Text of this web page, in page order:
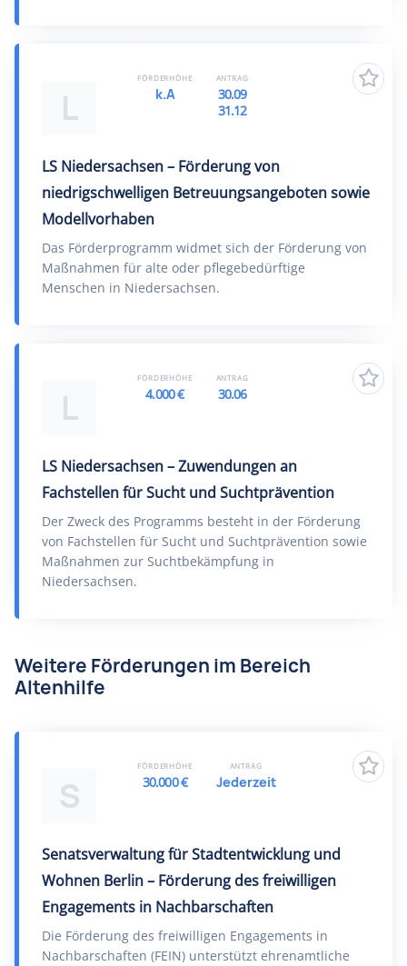
L
LS Niedersachsen – Förderung von
niedrigschwelligen Betreuungsangeboten sowie
Modellvorhaben
Das Förderprogramm widmet sich der Förderung von
Maßnahmen für alte oder pflegebedürftige
Menschen in Niedersachsen.
FÖRDERHÖHE
k.A
ANTRAG
30.09
31.12
L
LS Niedersachsen – Zuwendungen an
Fachstellen für Sucht und Suchtprävention
Der Zweck des Programms besteht in der Förderung
von Fachstellen für Sucht und Suchtprävention sowie
Maßnahmen zur Suchtbekämpfung in
Niedersachsen.
FÖRDERHÖHE
4.000 €
ANTRAG
30.06
Weitere Förderungen im Bereich
Altenhilfe
S
Senatsverwaltung für Stadtentwicklung und
Wohnen Berlin – Förderung des freiwilligen
Engagements in Nachbarschaften
Die Förderung des freiwilligen Engagements in
Nachbarschaften (FEIN) unterstützt ehrenamtliche
FÖRDERHÖHE
30.000 €
ANTRAG
Jederzeit